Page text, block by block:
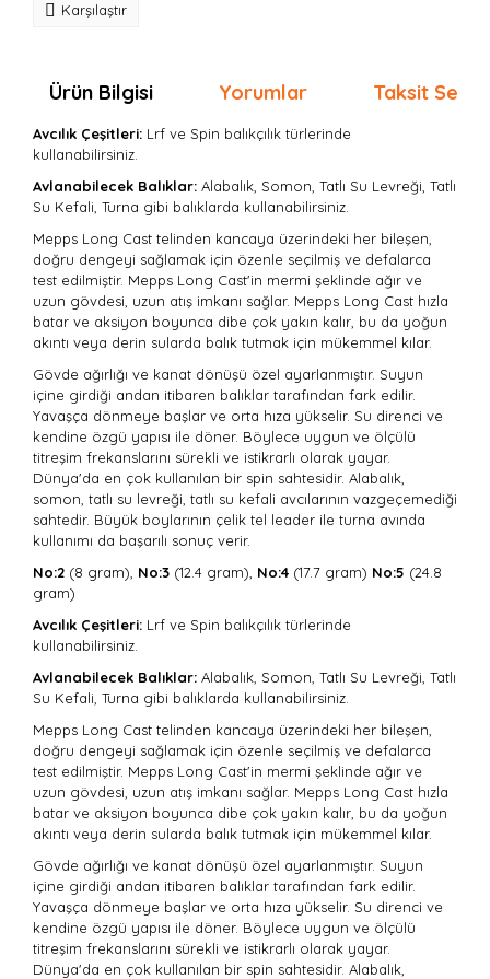
Karşılaştır
Ürün Bilgisi Yorumlar Taksit
Avcılık Çeşitleri: Lrf ve Spin balıkçılık türlerinde
kullanabilirsiniz.
Avlanabilecek Balıklar: Alabalık, Somon, Tatlı Su Levreği, Tatlı
Su Kefali, Turna gibi balıklarda kullanabilirsiniz.
Mepps Long Cast telinden kancaya üzerindeki her bileşen,
doğru dengeyi sağlamak için özenle seçilmiş ve defalarca
test edilmiştir. Mepps Long Cast'in mermi şeklinde ağır ve
uzun gövdesi, uzun atış imkanı sağlar. Mepps Long Cast hızla
batar ve aksiyon boyunca dibe çok yakın kalır, bu da yoğun
akıntı veya derin sularda balık tutmak için mükemmel kılar.
Gövde ağırlığı ve kanat dönüşü özel ayarlanmıştır. Suyun
içine girdiği andan itibaren balıklar tarafından fark edilir.
Yavaşça dönmeye başlar ve orta hıza yükselir. Su direnci ve
kendine özgü yapısı ile döner. Böylece uygun ve ölçülü
titreşim frekanslarını sürekli ve istikrarlı olarak yayar.
Dünya'da en çok kullanılan bir spin sahtesidir. Alabalık,
somon, tatlı su levreği, tatlı su kefali avcılarının vazgeçemediği
sahtedir. Büyük boylarının çelik tel leader ile turna avında
kullanımı da başarılı sonuç verir.
No:2 (8 gram), No:3 (12.4 gram), No:4 (17.7 gram) No:5 (24.8
gram)
Avcılık Çeşitleri: Lrf ve Spin balıkçılık türlerinde
kullanabilirsiniz.
Avlanabilecek Balıklar: Alabalık, Somon, Tatlı Su Levreği, Tatlı
Su Kefali, Turna gibi balıklarda kullanabilirsiniz.
Mepps Long Cast telinden kancaya üzerindeki her bileşen,
doğru dengeyi sağlamak için özenle seçilmiş ve defalarca
test edilmiştir. Mepps Long Cast'in mermi şeklinde ağır ve
uzun gövdesi, uzun atış imkanı sağlar. Mepps Long Cast hızla
batar ve aksiyon boyunca dibe çok yakın kalır, bu da yoğun
akıntı veya derin sularda balık tutmak için mükemmel kılar.
Gövde ağırlığı ve kanat dönüşü özel ayarlanmıştır. Suyun
içine girdiği andan itibaren balıklar tarafından fark edilir.
Yavaşça dönmeye başlar ve orta hıza yükselir. Su direnci ve
kendine özgü yapısı ile döner. Böylece uygun ve ölçülü
titreşim frekanslarını sürekli ve istikrarlı olarak yayar.
Dünya'da en çok kullanılan bir spin sahtesidir. Alabalık,